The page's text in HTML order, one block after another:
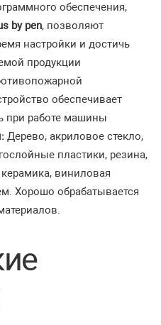
обеспечения,
by pen, позволяют
настройки и достичь
продукции
обеспечивает
при работе машины
Дерево, акриловое стекло,
пластики, резина,
керамика, виниловая
Хорошо обрабатывается